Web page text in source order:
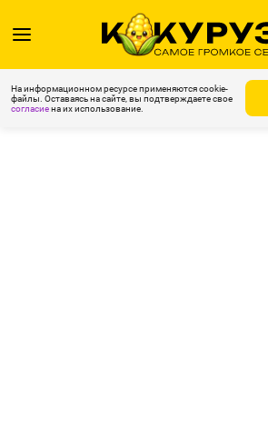
На информационном ресурсе применяются cookie-
файлы. Оставаясь на сайте, вы подтверждаете свое
согласиена их использование.